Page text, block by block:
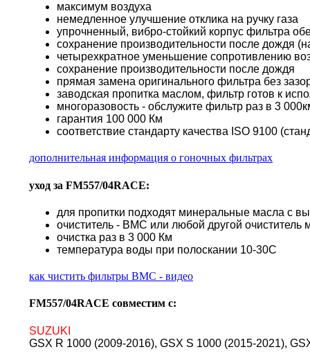
максимум воздуха
немедленное улучшение отклика на ручку газа
упрочненный, вибро-стойкий корпус фильтра
сохранение производительности после дождя
четырехкратное уменьшение сопротивлению
сохранение производительности после дождя
прямая замена оригинального фильтра без
заводская пропитка маслом, фильтр готов к
многоразовость - обслужите фильтр раз в 3
гарантия 100 000 Км
соответствие стандарту качества ISO 9100
дополнительная информация о гоночных фильтрах
уход за FM557/04RACE:
для пропитки подходят минеральные масла с
очиститель - BMC или любой другой
очистка раз в 3 000 Км
температура воды при полоскании 10-30С
как чистить фильтры BMC - видео
FM557/04RACE совместим с:
SUZUKI
GSX R 1000 (2009-2016), GSX S 1000 (2015-2021),